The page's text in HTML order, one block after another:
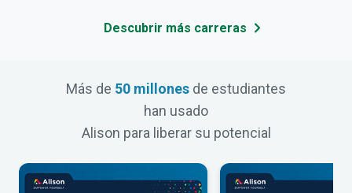
Descubrir más carreras
Más de 50 millones de estudiantes
han usado
Alison para liberar su potencial